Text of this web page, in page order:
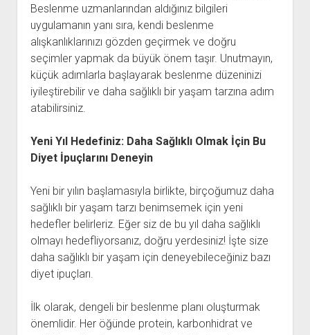
Beslenme uzmanlarından aldığınız bilgileri
uygulamanın yanı sıra, kendi beslenme
alışkanlıklarınızı gözden geçirmek ve doğru
seçimler yapmak da büyük önem taşır. Unutmayın,
küçük adımlarla başlayarak beslenme düzeninizi
iyileştirebilir ve daha sağlıklı bir yaşam tarzına adım
atabilirsiniz.
Yeni Yıl Hedefiniz: Daha Sağlıklı Olmak İçin Bu
Diyet İpuçlarını Deneyin
Yeni bir yılın başlamasıyla birlikte, birçoğumuz daha
sağlıklı bir yaşam tarzı benimsemek için yeni
hedefler belirleriz. Eğer siz de bu yıl daha sağlıklı
olmayı hedefliyorsanız, doğru yerdesiniz! İşte size
daha sağlıklı bir yaşam için deneyebileceğiniz bazı
diyet ipuçları.
İlk olarak, dengeli bir beslenme planı oluşturmak
önemlidir. Her öğünde protein, karbonhidrat ve